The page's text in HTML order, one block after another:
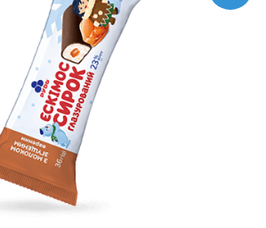
PEDIR PRODUCTOS "RUD":
LLEGAR A SER SOCIO
0412 48 28 17
0412 42 29 23